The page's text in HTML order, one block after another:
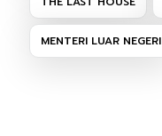
MENTERI LUAR NEGERI